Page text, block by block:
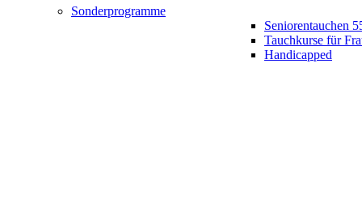
Sonderprogramme
Seniorentauchen
Tauchkurse für
Handicapped